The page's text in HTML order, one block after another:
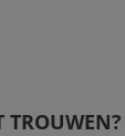
TROUWEN?